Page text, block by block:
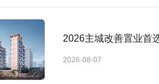
2026主城改善置业首
2026-08-07